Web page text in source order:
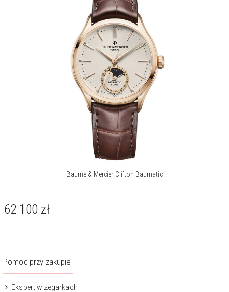
Baume & Mercier Clifton Baumatic
62 100 zł
Pomoc przy zakupie
Ekspert w zegarkach